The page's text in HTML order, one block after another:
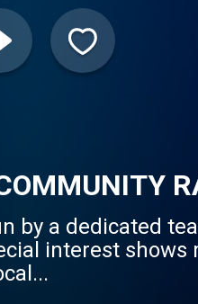
by a dedicated
interest shows